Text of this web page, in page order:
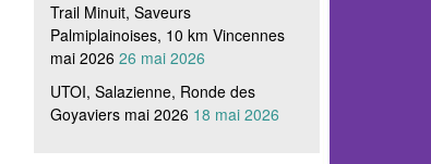
Trail Minuit, Saveurs
Palmiplainoises, 10 km Vincennes
mai 2026 26 mai 2026
UTOI, Salazienne, Ronde des
Goyaviers mai 2026 18 mai 2026